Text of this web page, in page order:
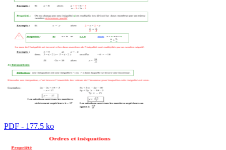
PDF - 177.5 ko